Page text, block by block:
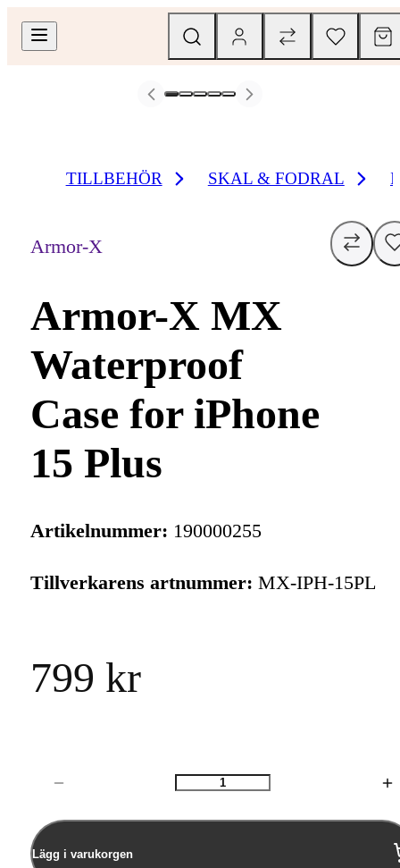
TILLBEHÖR SKAL & FODRAL
Armor-X
Armor-X MX
Waterproof
Case for iPhone
15 Plus
Artikelnummer: 190000255
Tillverkarens artnummer: MX-IPH-15PL
799 kr
Antal
Lägg i varukorgen